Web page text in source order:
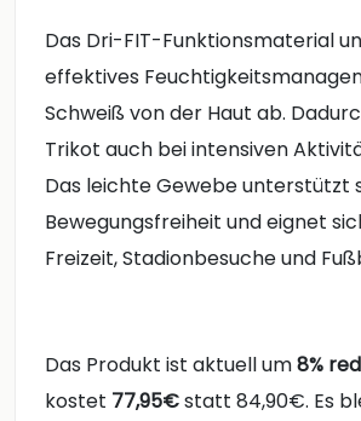
Das Dri-FIT-Funktionsmaterial
effektives
Schweiß von der Haut ab.
Trikot auch bei intensiven
Das leichte Gewebe unterstützt
Bewegungsfreiheit und eignet
Freizeit, Stadionbesuche und
Das Produkt ist aktuell um8%
kostet 77,95€statt 84,90€. Es